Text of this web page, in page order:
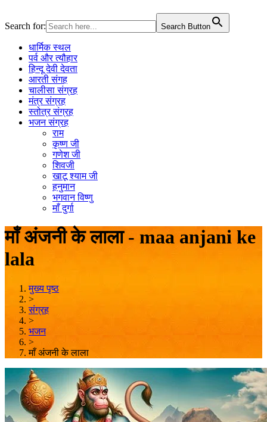
Search for: Search Button
धार्मिक स्थल
पर्व और त्यौहार
हिन्दू देवी देवता
आरती संगह
चालीसा संग्रह
मंत्र संग्रह
स्तोत्र संग्रह
भजन संग्रह
राम
कृष्ण जी
गणेश जी
शिवजी
खाटू श्याम जी
हनुमान
भगवान विष्णु
माँ दुर्गा
माँ अंजनी के लाला - maa anjani ke
lala
मुख्य पृष्ठ
>
संग्रह
>
भजन
>
माँ अंजनी के लाला